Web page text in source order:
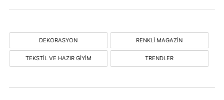
DEKORASYON RENKLI MAGAZIN
TEKSTIL VE HAZIR GIYIM TRENDLER